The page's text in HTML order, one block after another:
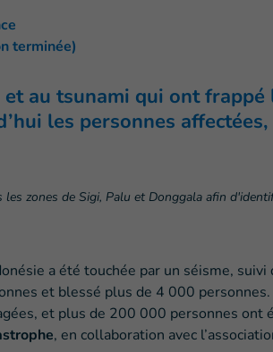
terminée)
et au tsunami qui ont
les personnes
les zones de Sigi, Palu et Donggala afin
a été touchée par un séisme,
et blessé plus de 4 000
et plus de 200 000 personnes ont
, en collaboration avec